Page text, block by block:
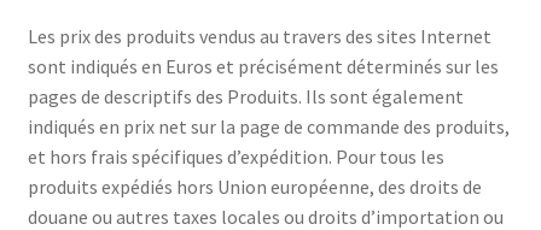
Les prix des produits vendus au travers des sites Internet
sont indiqués en Euros et précisément déterminés sur les
pages de descriptifs des Produits. Ils sont également
indiqués en prix net sur la page de commande des produits,
et hors frais spécifiques d’expédition. Pour tous les
produits expédiés hors Union européenne, des droits de
douane ou autres taxes locales ou droits d’importation ou